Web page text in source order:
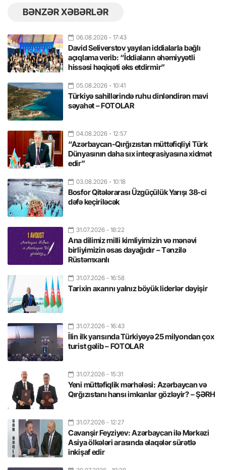
BƏNZƏR XƏBƏRLƏR
06.08.2026 - 17:43
David Seliverstov yayılan iddialarla bağlı
açıqlama verib: “İddiaların əhəmiyyətli
hissəsi həqiqəti əks etdirmir”
05.08.2026 - 10:41
Türkiyə sahillərində ruhu dinləndirən mavi
səyahət – FOTOLAR
04.08.2026 - 12:57
“Azərbaycan-Qırğızıstan müttəfiqliyi Türk
Dünyasının daha sıx inteqrasiyasına xidmət
edir”
03.08.2026 - 10:18
Bosfor Qitələrarası Üzgüçülük Yarışı 38-ci
dəfə keçiriləcək
31.07.2026 - 18:22
Ana dilimiz milli kimliyimizin və mənəvi
birliyimizin əsas dayağıdır – Tənzilə
Rüstəmxanlı
31.07.2026 - 16:58
Tarixin axarını yalnız böyük liderlər dəyişir
31.07.2026 - 16:43
İlin ilk yarısında Türkiyəyə 25 milyondan çox
turist gəlib – FOTOLAR
31.07.2026 - 15:31
Yeni müttəfiqlik mərhələsi: Azərbaycan və
Qırğızıstanı hansı imkanlar gözləyir? – ŞƏRH
31.07.2026 - 12:27
Cavanşir Feyziyev: Azərbaycan ilə Mərkəzi
Asiya ölkələri arasında əlaqələr sürətlə
inkişaf edir